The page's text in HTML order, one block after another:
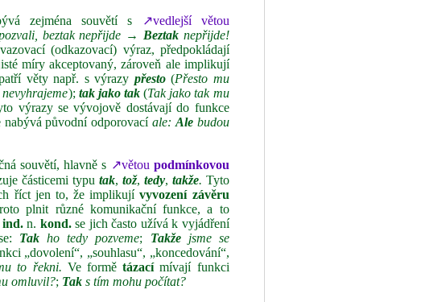
zejména souvětí s
↗vedlejší větou
beztak nepřijde → Beztak nepřijde!
(odkazovací) výraz, předpokládají
míry akceptovaný, zároveň ale implikují
věty např. s výrazy přesto(Přesto mu
nevyhrajeme); tak jako tak(Tak jako tak mu
výrazy se vývojově dostávají do funkce
nabývá původní odporovací ale: Ale budou
souvětí, hlavně s ↗větou podmínkovou
částicemi typutak, tož, tedy, takže. Tyto
říct jen to, že implikujívyvození závěru
plnit různé komunikační funkce, a to
ind.n. kond.se jich často užívá k vyjádření
Tak ho tedy pozveme; Takže
jsme se
„dovolení“, „souhlasu“, „koncedování“,
to řekni. Ve formětázacímívají funkci
omluvil?; Tak s tím mohu počítat?